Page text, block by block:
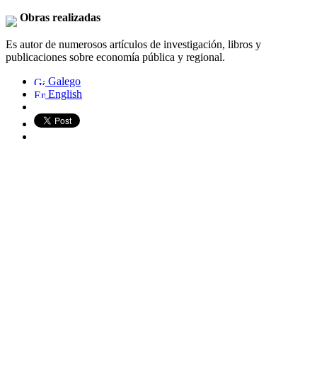
Obras realizadas
Es autor de numerosos artículos de investigación, libros y
publicaciones sobre economía pública y regional.
Galego
English